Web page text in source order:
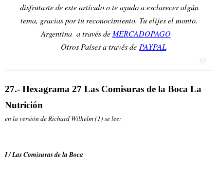
disfrutaste de este artículo o te ayudo a esclarecer algún
tema, gracias por tu reconocimiento. Tu elijes el monto.
Argentina a través deMERCADOPAGO
Otros Países a través de PAYPAL
27.- Hexagrama 27 Las Comisuras de la Boca La
Nutrición
en la versión de Richard Wilhelm (1) se lee:
I / Las Comisuras de la Boca